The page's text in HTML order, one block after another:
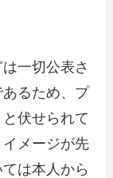
一切公表さ
るため、プ
伏せられて
メージが先
は本人から